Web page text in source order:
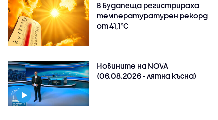
В Будапеща регистрираха
температуратурен рекорд
от 41,1°C
Новините на NOVA
(06.08.2026 - лятна късна)